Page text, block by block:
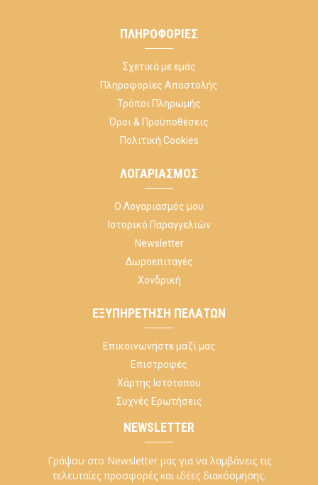
ΠΛΗΡΟΦΟΡΊΕΣ
Σχετικά με εμάς
Πληροφορίες Αποστολής
Τρόποι Πληρωμής
Όροι & Προϋποθέσεις
Πολιτική Cookies
ΛΟΓΑΡΙΑΣΜΌΣ
Ο Λογαριασμός μου
Ιστορικό Παραγγελιών
Newsletter
Δωροεπιταγές
Χονδρική
ΕΞΥΠΗΡΈΤΗΣΗ ΠΕΛΑΤΏΝ
Επικοινωνήστε μαζί μας
Επιστροφές
Χάρτης Ιστότοπου
Συχνές Ερωτήσεις
NEWSLETTER
Γράψου στο Newsletter μας για να λαμβάνεις τις
τελευταίες προσφορές και ιδέες διακόσμησης.